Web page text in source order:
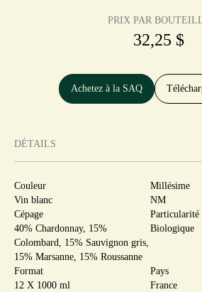
PRIX PAR
32,25 $
Achetez à la SAQ
DÉTAILS
Couleur
Vin blanc
Millésime
NM
Cépage
40% Chardonnay, 15%
Colombard, 15% Sauvignon gris,
15% Marsanne, 15% Roussanne
Particularité
Biologique
Format
12 X 1000 ml
Pays
France